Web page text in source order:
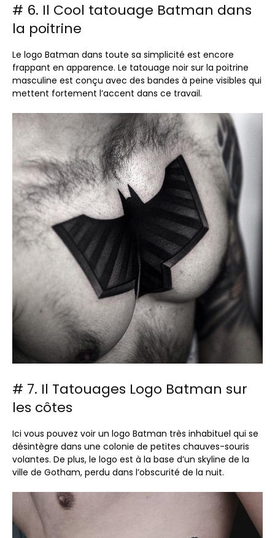
# 6. Il Cool tatouage Batman dans
la poitrine
Le logo Batman dans toute sa simplicité est encore
frappant en apparence. Le tatouage noir sur la poitrine
masculine est conçu avec des bandes à peine visibles qui
mettent fortement l’accent dans ce travail.
# 7. Il Tatouages ​​Logo Batman sur
les côtes
Ici vous pouvez voir un logo Batman très inhabituel qui se
désintègre dans une colonie de petites chauves-souris
volantes. De plus, le logo est à la base d’un skyline de la
ville de Gotham, perdu dans l’obscurité de la nuit.